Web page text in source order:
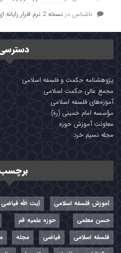
ناشناس در نسخه 2 نرم افزار رایانه ای و اندروید آثار علامه مصباح+ دانلود
پژوهشنامه حکمت و فلسفه اسلامی
مجمع عالی حکمت اسلامی
آموزه‌های فلسفه اسلامی
مؤسسه امام خمینی (ره)
معاونت آموزش حوزه
مجله نسیم خرد
آموزش فلسفه اسلامی آیت الله فیاضی
حسن معلمی
حوزه علمیه قم
فلسفه اسلامی
فیاضی مجله